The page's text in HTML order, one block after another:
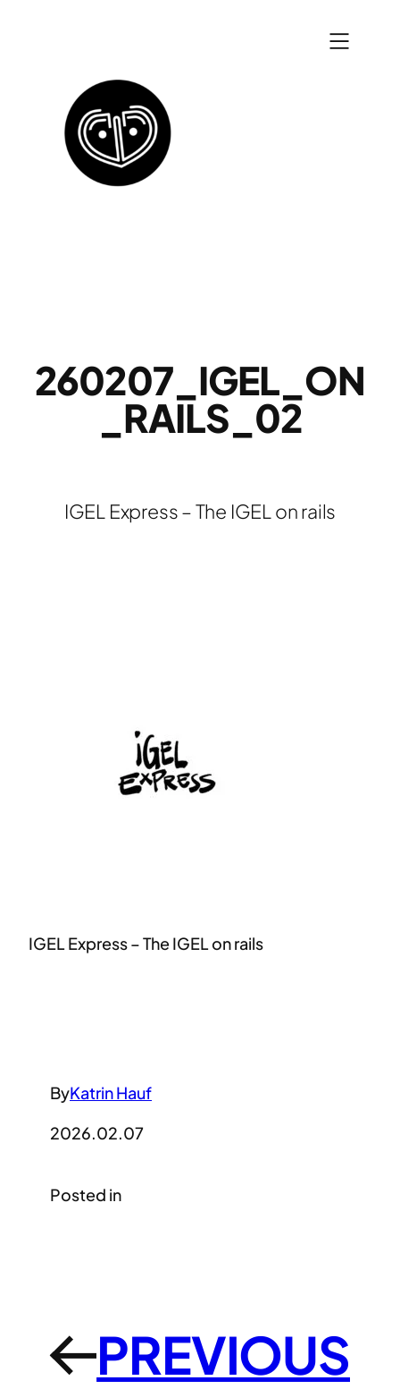
260207_IGEL_ON
_RAILS_02
IGEL Express – The IGEL on rails
IGEL Express – The IGEL on rails
ByKatrin Hauf
2026.02.07
Posted in
←PREVIOUS